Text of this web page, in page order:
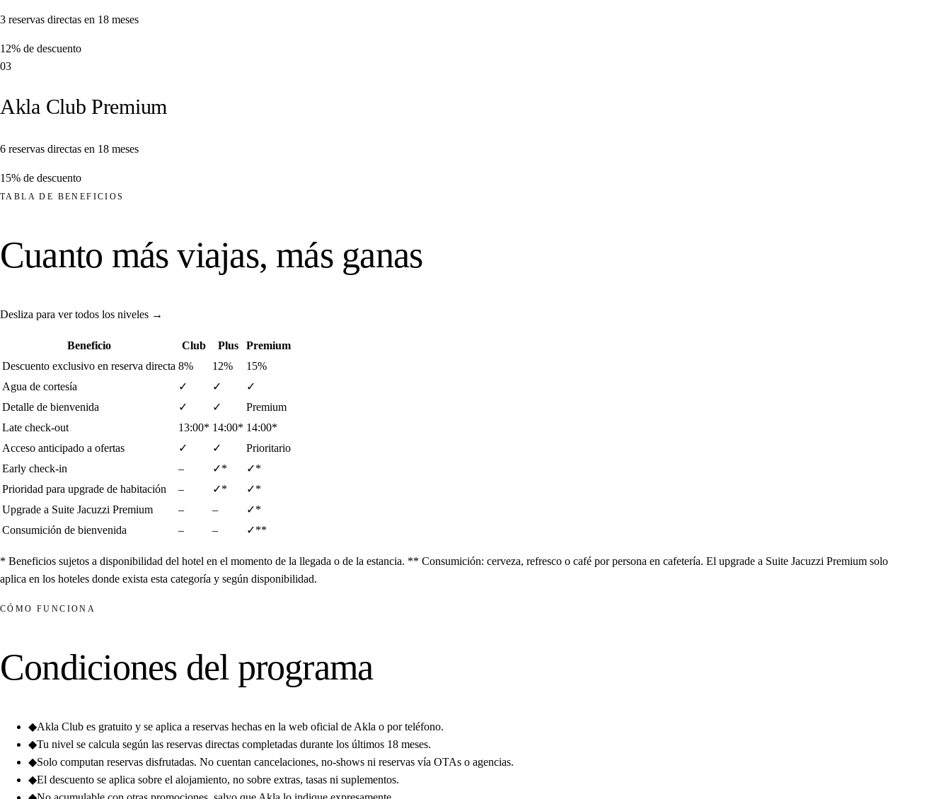
3 reservas directas en 18 meses
12% de descuento
03
Akla Club Premium
6 reservas directas en 18 meses
15% de descuento
TABLA DE BENEFICIOS
Cuanto más viajas, más ganas
Desliza para ver todos los niveles →
Beneficio Club Plus
Premium
Descuento exclusivo en reserva directa 8% 12%
15%
Agua de cortesía
✓ ✓
✓
Detalle de bienvenida
✓ ✓
Premium
Late check-out
13:00* 14:00* 14:00*
Acceso anticipado a ofertas
✓ ✓
Prioritario
Early check-in
– ✓*
✓*
Prioridad para upgrade de habitación
– ✓*
✓*
Upgrade a Suite Jacuzzi Premium
– –
✓*
Consumición de bienvenida
– – ✓**
* Beneficios sujetos a disponibilidad del hotel en el momento de la llegada o de la estancia. ** Consumición: cerveza, refresco o café por persona en cafetería. El upgrade a Suite Jacuzzi Premium solo
aplica en los hoteles donde exista esta categoría y según disponibilidad.
CÓMO FUNCIONA
Condiciones del programa
◆Akla Club es gratuito y se aplica a reservas hechas en la web oficial de Akla o por teléfono.
◆Tu nivel se calcula según las reservas directas completadas durante los últimos 18 meses.
◆Solo computan reservas disfrutadas. No cuentan cancelaciones, no-shows ni reservas vía OTAs o agencias.
◆El descuento se aplica sobre el alojamiento, no sobre extras, tasas ni suplementos.